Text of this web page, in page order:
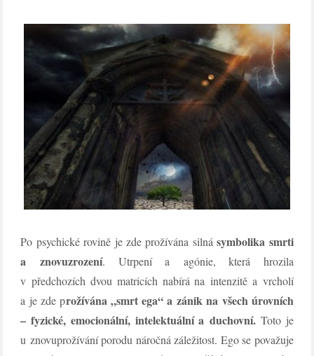
Po psychické rovině je zde prožívána silnásymbolika smrti
a znovuzrození. Utrpení a agónie, která hrozila
v předchozích dvou matricích nabírá na intenzitě a vrcholí
a je zde prožívána „smrt ega“ a zánik na všech úrovních
– fyzické, emocionální, intelektuální a duchovní. Toto je
u znovuprožívání porodu náročná záležitost. Ego se považuje